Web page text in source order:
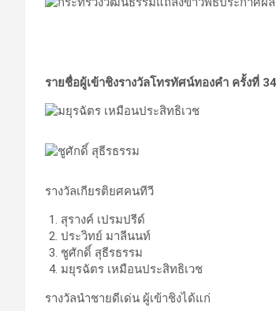
รายชื่อผู้เข้าชิงรางวัลโทรทัศน์ทองคำ ครั้งที่
รางวัลเกียรติยศคนทีวี
สุรางค์ เปรมปรีด์
ประวิทย์ มาลีนนท์
ชูศักดิ์ สุธีรธรรม
มยุรฉัตร เหมือนประสิทธิเวช
รางวัลนำชายดีเด่น ผู้เข้าชิงได้แก่